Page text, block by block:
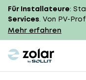
Für Installateure:
Services. Von PV-
Mehr erfahren
zolar logo